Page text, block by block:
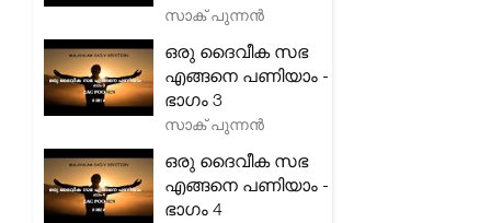
സാക് പുന്നൻ
ഒരു ദൈവീക സഭ
എങ്ങനെ പണിയാം -
ഭാഗം 3
സാക് പുന്നൻ
ഒരു ദൈവീക സഭ
എങ്ങനെ പണിയാം -
ഭാഗം 4